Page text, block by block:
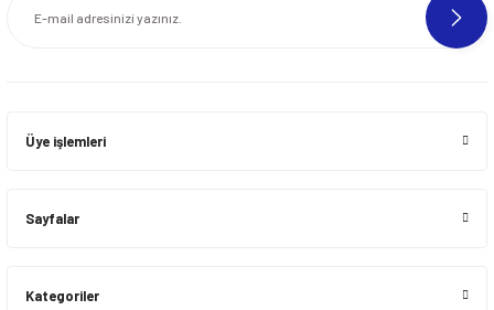
Üye işlemleri
Sayfalar
Kategoriler